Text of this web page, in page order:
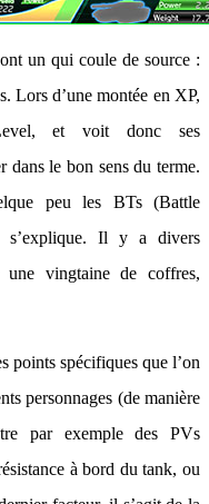
un qui coule de source :
Lors d’une montée en XP,
et voit donc ses
le bon sens du terme.
peu les BTs (Battle
s’explique. Il y a divers
une vingtaine de coffres,
points spécifiques que l’on
personnages (de manière
par exemple des PVs
à bord du tank, ou